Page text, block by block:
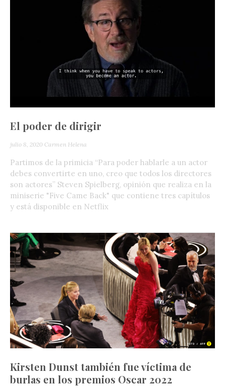
El poder de dirigir
julio 8, 2020 Carmen Helena
Partimos de la primicia “Para poder hablarle a un actor
debes convertirte en uno, creo que todos los directores
son actores” Steven Spielberg, opinión que realiza en la
miniserie "Five Came Back" que contiene tres capítulos
y está disponible en Netflix
Kirsten Dunst también fue víctima de
burlas en los premios Oscar 2022